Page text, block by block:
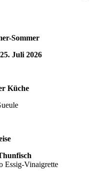
Sommer
Juli 2026
Küche
Essig-Vinaigrette